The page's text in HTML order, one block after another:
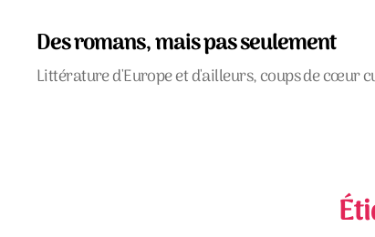
Des romans, mais pas seulement
Littérature d'Europe et d'ailleurs, coups de cœur